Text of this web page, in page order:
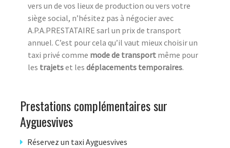
vers un de vos lieux de production ou vers votre
siège social, n’hésitez pas à négocier avec
A.P.A.PRESTATAIRE sarl un prix de transport
annuel. C’est pour cela qu’il vaut mieux choisir un
taxi privé comme mode de transport même pour
les trajetset les déplacements temporaires.
Prestations complémentaires sur
Ayguesvives
Réservez un taxi Ayguesvives